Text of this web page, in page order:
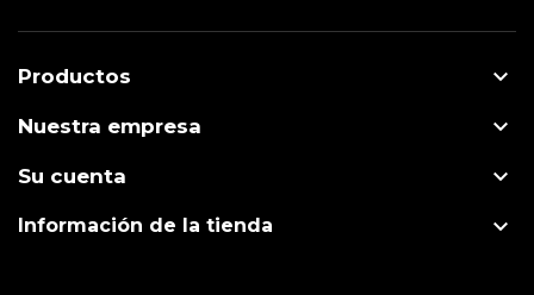
Productos 
Nuestra empresa 
Su cuenta 
Información de la tienda 